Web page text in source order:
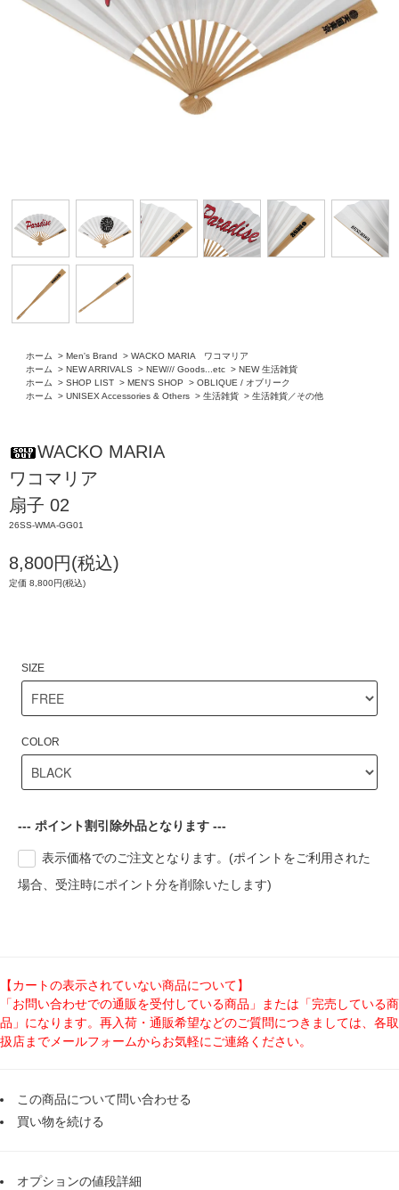
ホーム > Men's Brand > WACKO MARIA ワコマリア
ホーム
> NEW ARRIVALS > NEW/// Goods...etc > NEW 生活雑貨
ホーム
> SHOP LIST > MEN'S SHOP > OBLIQUE / オブリーク
ホーム
> UNISEX Accessories & Others > 生活雑貨 > 生活雑貨／その他
WACKO MARIA
ワコマリア
扇子 02
26SS-WMA-GG01
8,800円(税込)
定価 8,800円(税込)
SIZE
COLOR
--- ポイント割引除外品となります ---
表示価格でのご注文となります。(ポイントをご利用された
場合、受注時にポイント分を削除いたします)
【カートの表示されていない商品について】
「お問い合わせでの通販を受付している商品」または「完売している商
品」になります。再入荷・通販希望などのご質問につきましては、各取
扱店までメールフォームからお気軽にご連絡ください。
この商品について問い合わせる
買い物を続ける
オプションの値段詳細